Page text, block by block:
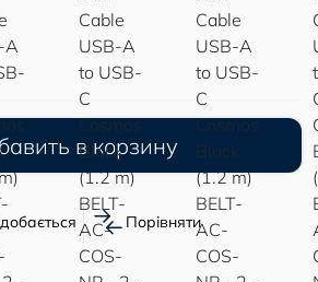
в корзину
Порівняти